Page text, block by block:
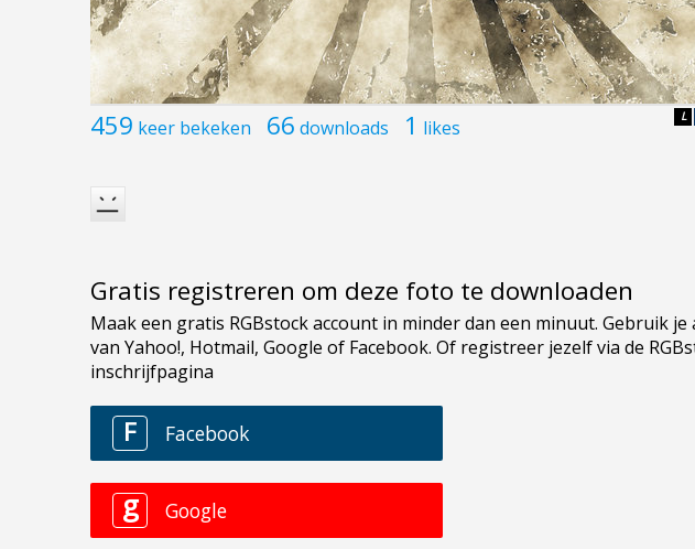
459 keer bekeken 66 downloads 1 likes L
Gratis registreren om deze foto te downloaden